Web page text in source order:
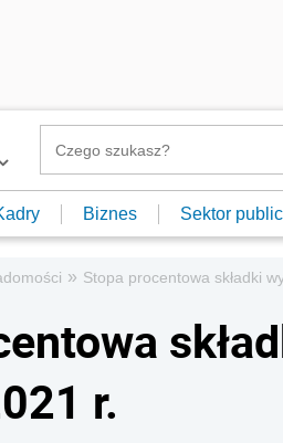
Biznes Sektor
» Stopa procentowa składki
r.